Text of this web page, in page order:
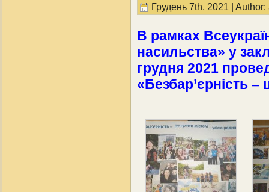
Грудень 7th, 2021 | Author:
В рамках
насильства» у
грудня 2021
«Безбар’єрність